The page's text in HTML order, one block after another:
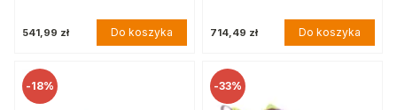
541,99 zł Do koszyka 714,49 zł Do koszyka
-18% -33%